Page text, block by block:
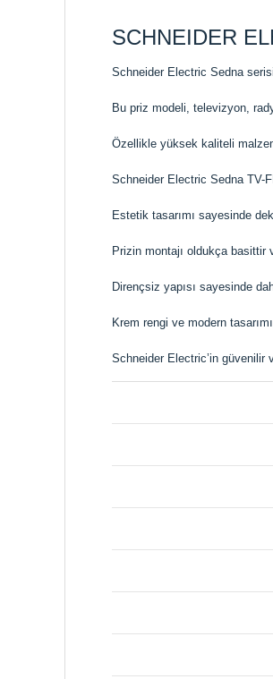
SCHNEIDER
Schneider Electric Sedna
Bu priz modeli, televizyon,
Özellikle yüksek kaliteli
Schneider Electric Sedna TV-
Estetik tasarımı sayesinde
Prizin montajı oldukça basittir
Dirençsiz yapısı sayesinde
Krem rengi ve modern
Schneider Electric’in güvenilir